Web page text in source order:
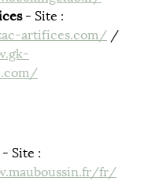
- Site :
artifices.com/ /
- Site :
fr/